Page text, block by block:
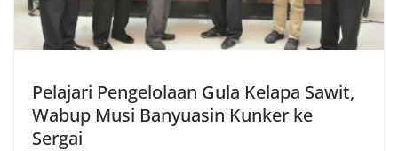
Pelajari Pengelolaan Gula Kelapa Sawit,
Wabup Musi Banyuasin Kunker ke
Sergai